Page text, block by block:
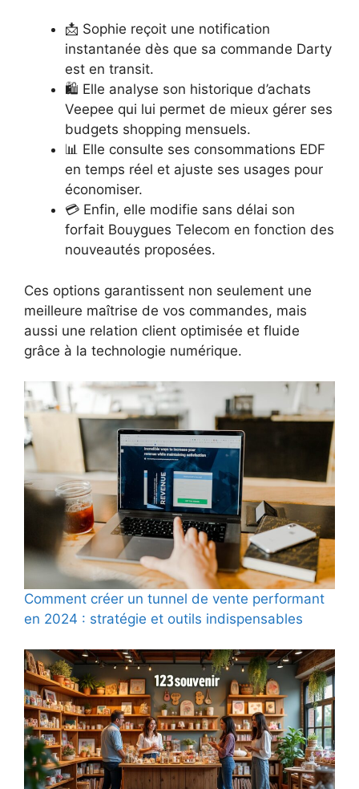
📩 Sophie reçoit une notification
instantanée dès que sa commande Darty
est en transit.
🛍️ Elle analyse son historique d’achats
Veepee qui lui permet de mieux gérer ses
budgets shopping mensuels.
📊 Elle consulte ses consommations EDF
en temps réel et ajuste ses usages pour
économiser.
💳 Enfin, elle modifie sans délai son
forfait Bouygues Telecom en fonction des
nouveautés proposées.
Ces options garantissent non seulement une
meilleure maîtrise de vos commandes, mais
aussi une relation client optimisée et fluide
grâce à la technologie numérique.
Comment créer un tunnel de vente performant
en 2024 : stratégie et outils indispensables